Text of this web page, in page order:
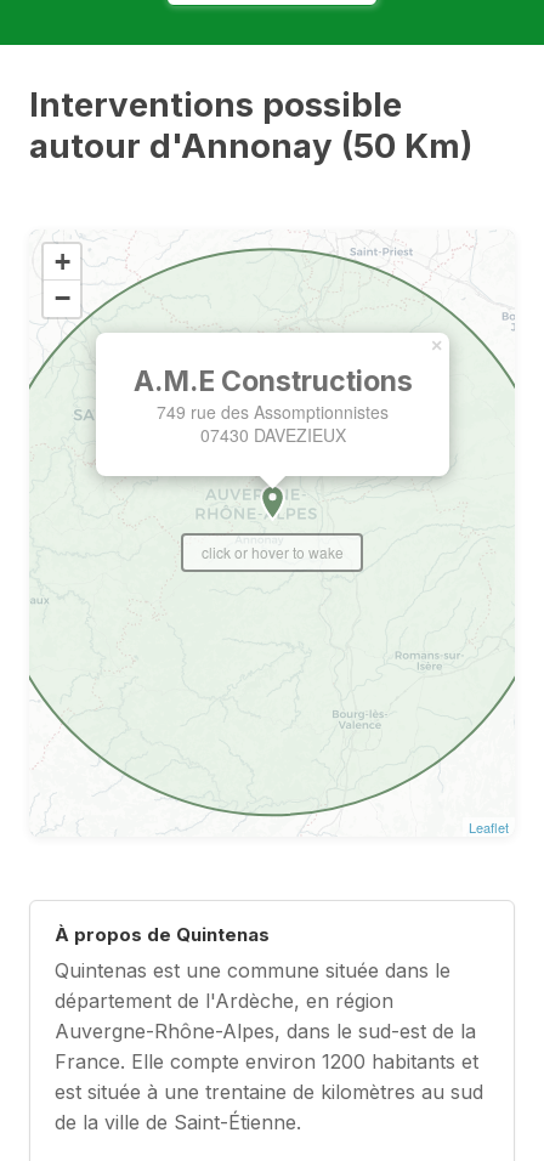
Interventions possible
autour d'Annonay (50 Km)
A.M.E Constructions
749 rue des Assomptionnistes
07430 DAVEZIEUX
×
+
−
Leaflet
click or hover to wake
À propos de Quintenas
Quintenas est une commune située dans le
département de l'Ardèche, en région
Auvergne-Rhône-Alpes, dans le sud-est de la
France. Elle compte environ 1200 habitants et
est située à une trentaine de kilomètres au sud
de la ville de Saint-Étienne.